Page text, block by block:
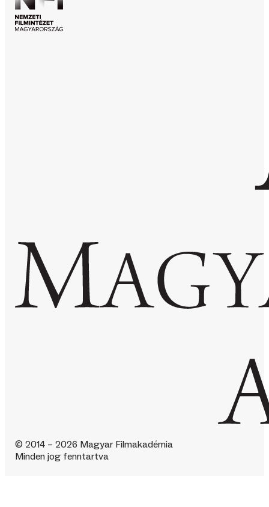
© 2014 – 2026 Magyar Filmakadémia
Minden jog fenntartva